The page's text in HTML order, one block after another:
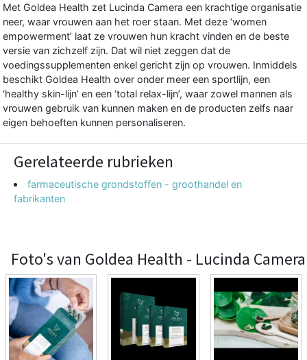
Met Goldea Health zet Lucinda Camera een krachtige organisatie
neer, waar vrouwen aan het roer staan. Met deze ‘women
empowerment’ laat ze vrouwen hun kracht vinden en de beste
versie van zichzelf zijn. Dat wil niet zeggen dat de
voedingssupplementen enkel gericht zijn op vrouwen. Inmiddels
beschikt Goldea Health over onder meer een sportlijn, een
‘healthy skin-lijn’ en een ‘total relax-lijn’, waar zowel mannen als
vrouwen gebruik van kunnen maken en de producten zelfs naar
eigen behoeften kunnen personaliseren.
Gerelateerde rubrieken
farmaceutische grondstoffen - groothandel en
fabrikanten
Foto's van Goldea Health - Lucinda Camera